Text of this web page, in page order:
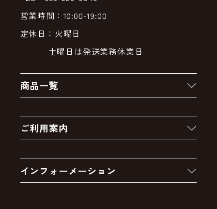
営業時間：10:00-19:00
定休日：火曜日
土曜日は発送業務休業日
商品一覧
クーポン
卸販売・大量注文
アウトレットセール
ご利用案内
お支払いについて
インフォーメーション